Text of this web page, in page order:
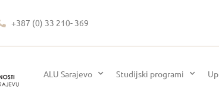
+387 (0) 33 210- 369
ALU Sarajevo Studijski programi